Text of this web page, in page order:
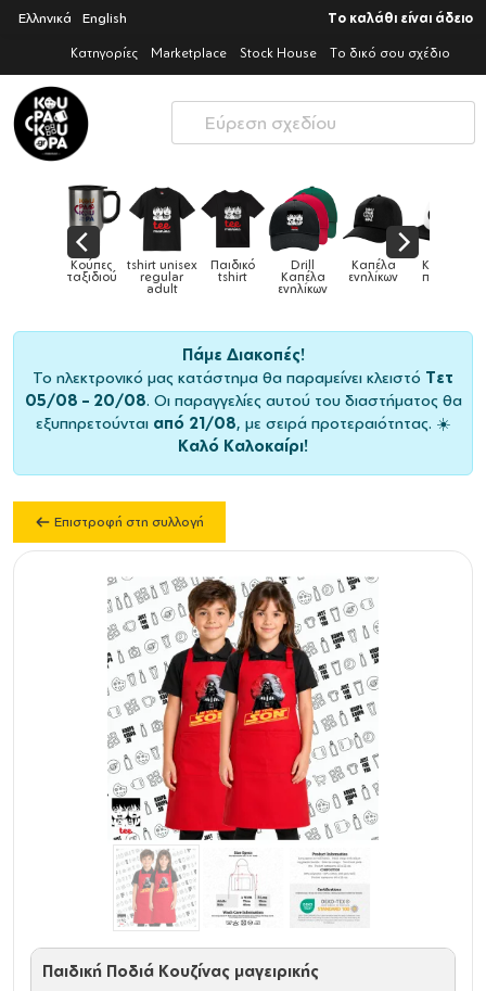
Ελληνικά English Το καλάθι είναι άδειο
Κατηγορίες Marketplace Stock House Το δικό σου σχέδιο
Drill
Καπέλα
Καπέλα
ενηλίκων
Καπέλα
παιδικά Κούπες Κούπες
ειδικές
Πάμε Διακοπές!
Το ηλεκτρονικό μας κατάστημα θα παραμείνει κλειστό Τετ
05/08 – 20/08. Οι παραγγελίες αυτού του διαστήματος θα
εξυπηρετούνται από 21/08, με σειρά προτεραιότητας. ☀️
Καλό Καλοκαίρι!
Επιστροφή στη συλλογή
Παιδική Ποδιά Κουζίνας μαγειρικής